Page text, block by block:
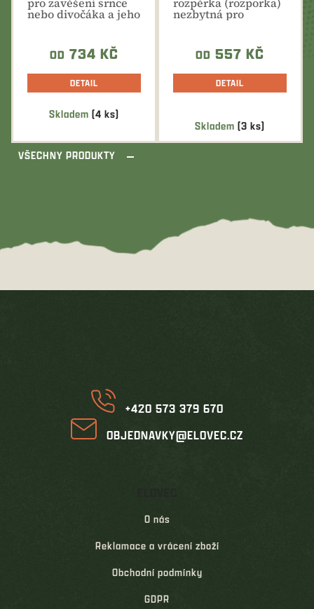
Průměrné
produktu
je
Skladem(4 ks)
nebo divočáka a jeho
snadné zpracování.
OD 734 KČ
DETAIL
Skladem (3 ks)
nezbytná pro
zafixování hrudníku
OD 557 KČ
DETAIL
VŠECHNY PRODUKTY
+420 573 379 670
OBJEDNAVKY@ELOVEC.CZ
O nás
Reklamace a vrácení zboží
Obchodní podmínky
GDPR